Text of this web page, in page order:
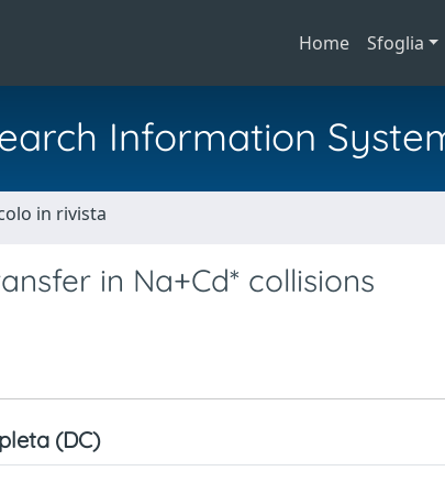
Home Sfoglia
Information
in rivista
in Na+Cd* collisions
(DC)